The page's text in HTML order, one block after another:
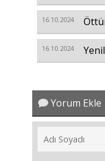
16.10.2024
16.10.2024
Yorum Ekle